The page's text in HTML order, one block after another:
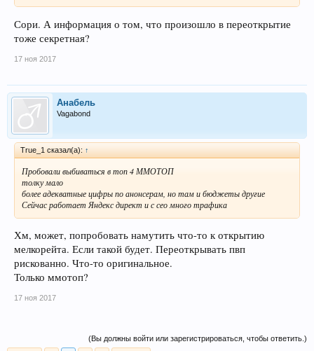
Сори. А информация о том, что произошло в переоткрытие
тоже секретная?
17 ноя 2017
Анабель
Vagabond
True_1 сказал(а): ↑
Пробовали выбиваться в топ 4 ММОТОП
толку мало
более адекватные цифры по анонсерам, но там и бюджеты другие
Сейчас работает Яндекс директ и с сео много трафика
Хм, может, попробовать намутить что-то к открытию
мелкорейта. Если такой будет. Переоткрывать пвп
рискованно. Что-то оригинальное.
Только ммотоп?
17 ноя 2017
(Вы должны войти или зарегистрироваться, чтобы ответить.)